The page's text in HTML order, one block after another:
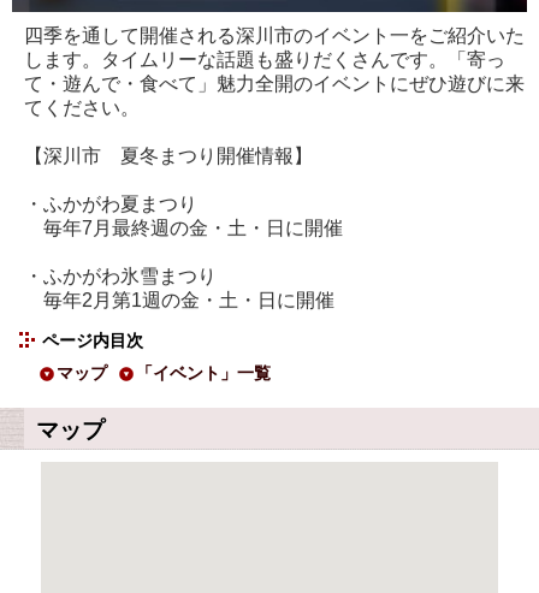
四季を通して開催される深川市のイベント一をご紹介いた
します。タイムリーな話題も盛りだくさんです。「寄っ
て・遊んで・食べて」魅力全開のイベントにぜひ遊びに来
てください。
【深川市 夏冬まつり開催情報】
・ふかがわ夏まつり
毎年7月最終週の金・土・日に開催
・ふかがわ氷雪まつり
毎年2月第1週の金・土・日に開催
ページ内目次
マップ
「イベント」一覧
マップ